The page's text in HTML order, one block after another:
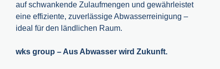
auf schwankende Zulaufmengen und gewährleistet
eine effiziente, zuverlässige Abwasserreinigung –
ideal für den ländlichen Raum.
wks group – Aus Abwasser wird Zukunft.